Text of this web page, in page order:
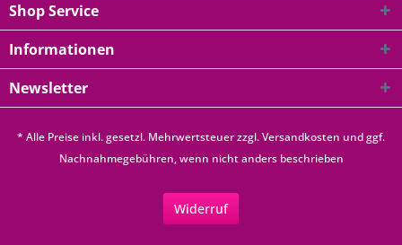
Shop Service
Informationen
Newsletter
* Alle Preise inkl. gesetzl. Mehrwertsteuer zzgl.Versandkosten und ggf.
Nachnahmegebühren, wenn nicht anders beschrieben
Widerruf